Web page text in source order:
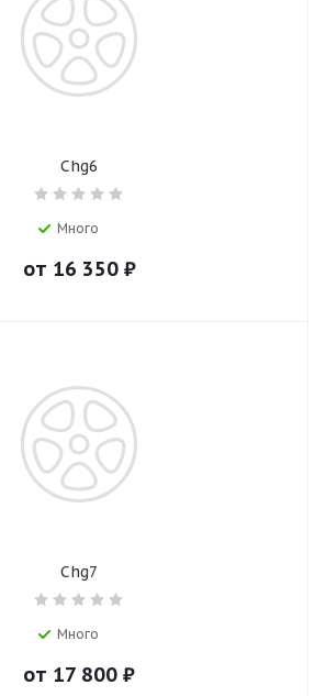
Chg6
Много
от 16 350₽
Chg7
Много
от 17 800 ₽